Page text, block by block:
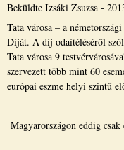
Beküldte Izsáki Zsuzsa -
Tata városa – a
Díját. A díj odaítéléséről
Tata városa 9
szervezett több mint 60
európai eszme helyi szintű
Magyarországon eddig